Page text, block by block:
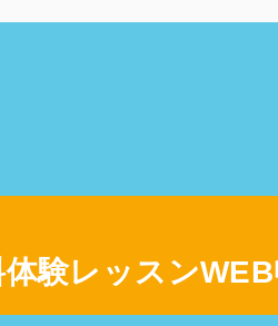
験レッスン